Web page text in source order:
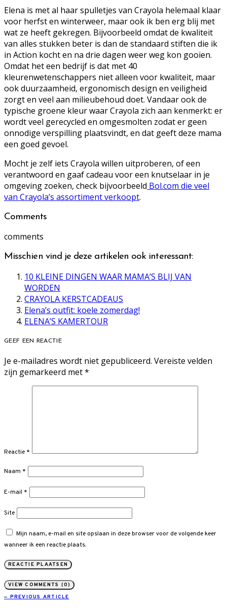
Elena is met al haar spulletjes van Crayola helemaal klaar
voor herfst en winterweer, maar ook ik ben erg blij met
wat ze heeft gekregen. Bijvoorbeeld omdat de kwaliteit
van alles stukken beter is dan de standaard stiften die ik
in Action kocht en na drie dagen weer weg kon gooien.
Omdat het een bedrijf is dat met 40
kleurenwetenschappers niet alleen voor kwaliteit, maar
ook duurzaamheid, ergonomisch design en veiligheid
zorgt en veel aan milieubehoud doet. Vandaar ook de
typische groene kleur waar Crayola zich aan kenmerkt: er
wordt veel gerecycled en omgesmolten zodat er geen
onnodige verspilling plaatsvindt, en dat geeft deze mama
een goed gevoel.
Mocht je zelf iets Crayola willen uitproberen, of een
verantwoord en gaaf cadeau voor een knutselaar in je
omgeving zoeken, check bijvoorbeeld Bol.com die veel
van Crayola’s assortiment verkoopt.
Comments
comments
Misschien vind je deze artikelen ook interessant:
10 KLEINE DINGEN WAAR MAMA’S BLIJ VAN
WORDEN
CRAYOLA KERSTCADEAUS
Elena’s outfit: koele zomerdag!
ELENA’S KAMERTOUR
GEEF EEN REACTIE
Je e-mailadres wordt niet gepubliceerd. Vereiste velden
zijn gemarkeerd met*
Reactie *
Naam *
E-mail *
Site
Mijn naam, e-mail en site opslaan in deze browser voor de volgende keer
wanneer ik een reactie plaats.
VIEW COMMENTS (0)
— PREVIOUS ARTICLE